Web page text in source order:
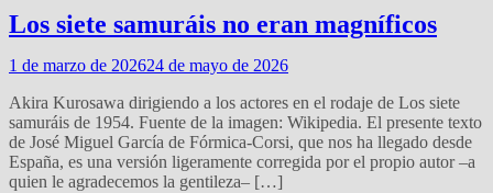
Los siete samuráis no eran magníficos
1 de marzo de 202624 de mayo de 2026
Akira Kurosawa dirigiendo a los actores en el rodaje de Los siete
samuráis de 1954. Fuente de la imagen: Wikipedia. El presente texto
de José Miguel García de Fórmica-Corsi, que nos ha llegado desde
España, es una versión ligeramente corregida por el propio autor –a
quien le agradecemos la gentileza– […]